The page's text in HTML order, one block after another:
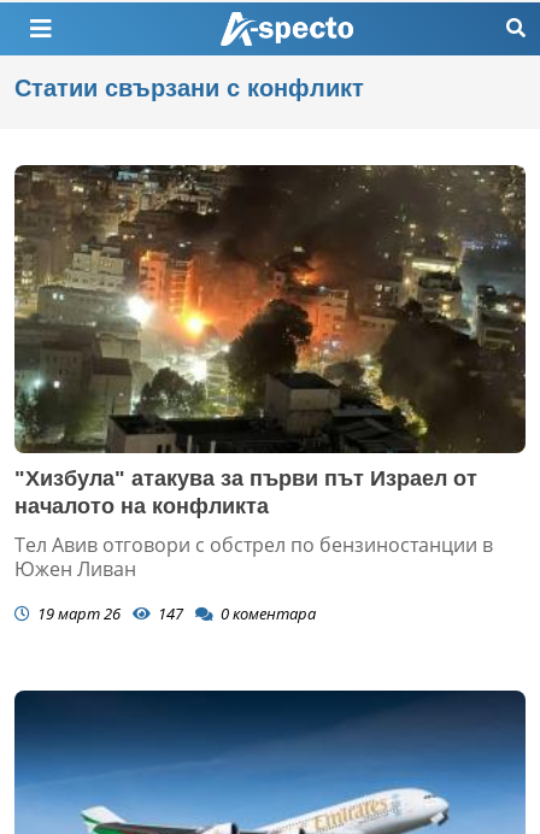
Статии свързани с конфликт
"Хизбула" атакува за първи път Израел от
началото на конфликта
Тел Авив отговори с обстрел по бензиностанции в
Южен Ливан
19 март 26 147 0коментара